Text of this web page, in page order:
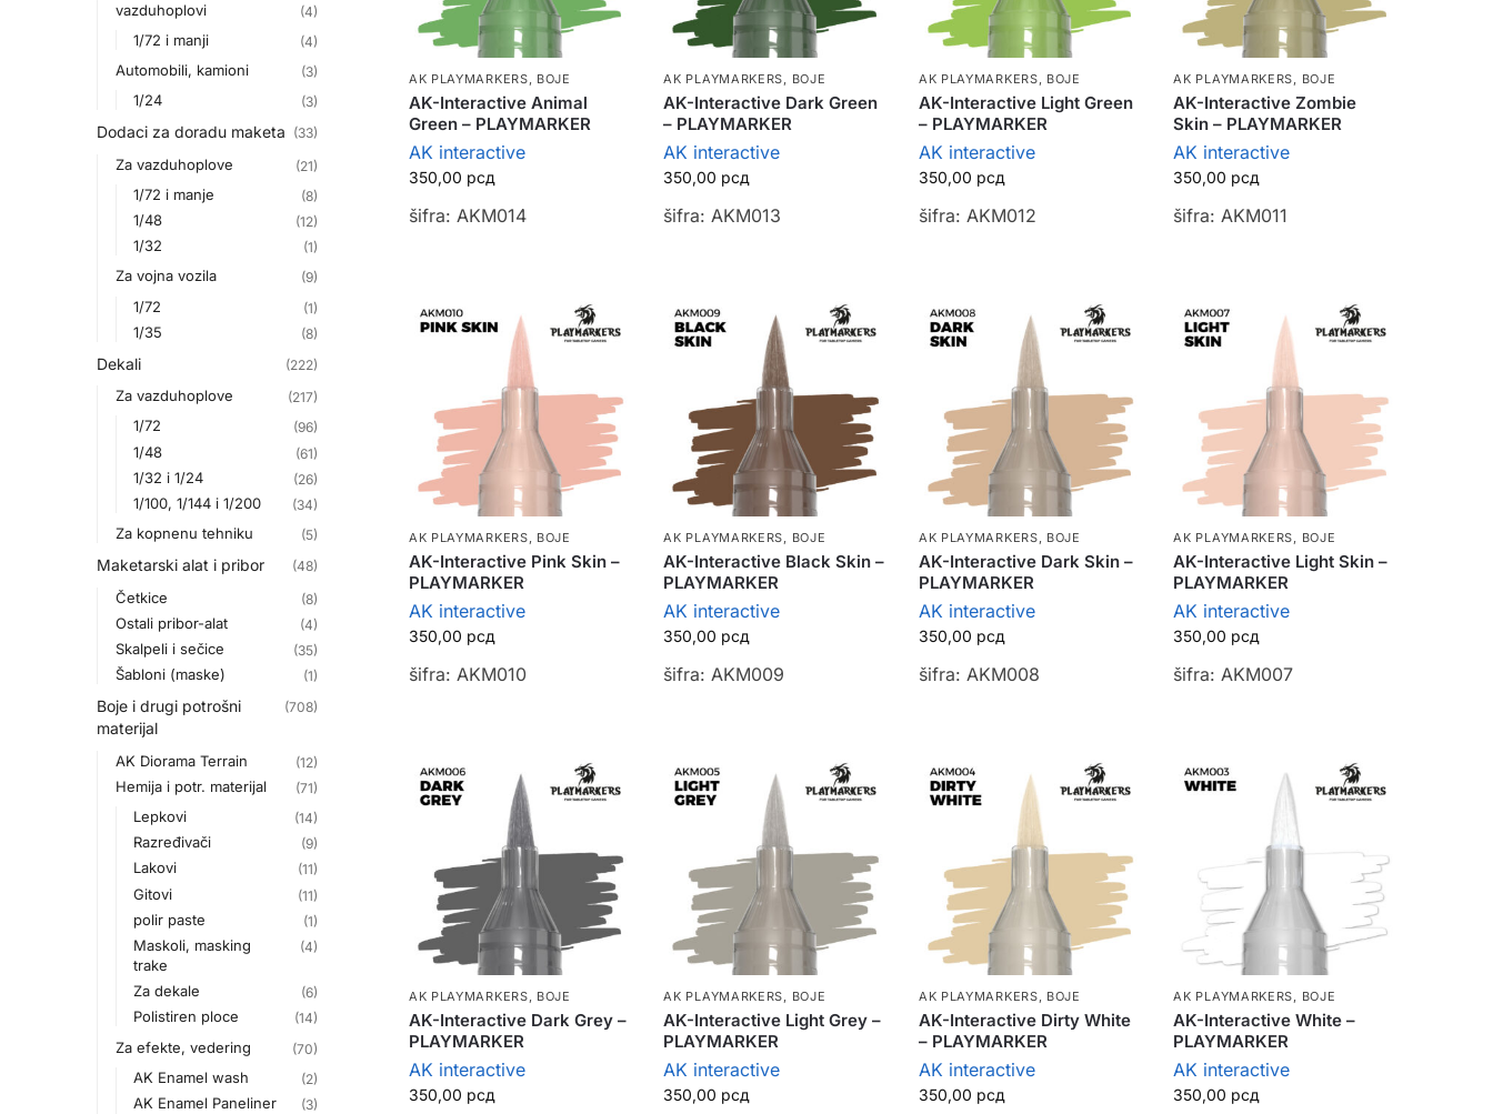
AK PLAYMARKERS, BOJE
AK-Interactive Animal
Green – PLAYMARKER
AK interactive
350,00 рсд
šifra: AKM014
AK PLAYMARKERS, BOJE
AK-Interactive Dark Green
– PLAYMARKER
AK interactive
350,00 рсд
šifra: AKM013
AK PLAYMARKERS, BOJE
AK-Interactive Light Green
– PLAYMARKER
AK interactive
350,00 рсд
šifra: AKM012
AK PLAYMARKERS, BOJE
AK-Interactive Zombie
Skin – PLAYMARKER
AK interactive
350,00 рсд
šifra: AKM011
AK PLAYMARKERS, BOJE
AK-Interactive Pink Skin –
PLAYMARKER
AK interactive
350,00 рсд
šifra: AKM010
AK PLAYMARKERS, BOJE
AK-Interactive Black Skin –
PLAYMARKER
AK interactive
350,00 рсд
šifra: AKM009
AK PLAYMARKERS, BOJE
AK-Interactive Dark Skin –
PLAYMARKER
AK interactive
350,00 рсд
šifra: AKM008
AK PLAYMARKERS, BOJE
AK-Interactive Light Skin –
PLAYMARKER
AK interactive
350,00 рсд
šifra: AKM007
AK PLAYMARKERS, BOJE
AK-Interactive Dark Grey –
PLAYMARKER
AK interactive
350,00 рсд
AK PLAYMARKERS, BOJE
AK-Interactive Light Grey –
PLAYMARKER
AK interactive
350,00 рсд
AK PLAYMARKERS, BOJE
AK-Interactive Dirty White
– PLAYMARKER
AK interactive
350,00 рсд
AK PLAYMARKERS, BOJE
AK-Interactive White –
PLAYMARKER
AK interactive
350,00 рсд
vazduhoplovi (4)
1/72 i manji (4)
Automobili, kamioni (3)
1/24 (3)
Dodaci za doradu maketa (33)
Za vazduhoplove (21)
1/72 i manje (8)
1/48 (12)
1/32 (1)
Za vojna vozila (9)
1/72 (1)
1/35 (8)
Dekali (222)
Za vazduhoplove (217)
1/72 (96)
1/48 (61)
1/32 i 1/24 (26)
1/100, 1/144 i 1/200 (34)
Za kopnenu tehniku (5)
Maketarski alat i pribor (48)
Četkice (8)
Ostali pribor-alat (4)
Skalpeli i sečice (35)
Šabloni (maske) (1)
Boje i drugi potrošni
materijal
(708)
AK Diorama Terrain (12)
Hemija i potr. materijal (71)
Lepkovi (14)
Razređivači (9)
Lakovi (11)
Gitovi (11)
polir paste (1)
Maskoli, masking
trake
(4)
Za dekale (6)
Polistiren ploce (14)
Za efekte, vedering (70)
AK Enamel wash (2)
AK Enamel Paneliner (3)